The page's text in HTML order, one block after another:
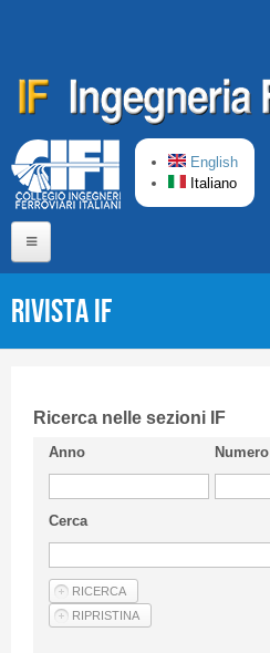
English
Italiano
CIFI in breve
Linee Guida
Privacy Policy
Articoli
Rivista IF
Ricerca nelle sezioni IF
Anno Numero
Cerca